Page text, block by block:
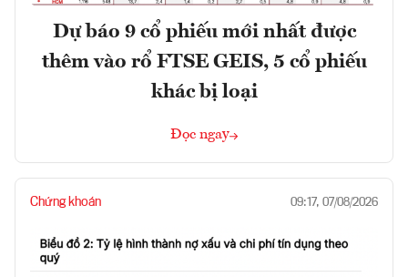
Dự báo 9 cổ phiếu mới nhất được
thêm vào rổ FTSE GEIS, 5 cổ phiếu
khác bị loại
Đọc ngay
Chứng khoán 09:17, 07/08/2026